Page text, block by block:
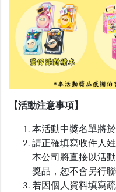
【活動注意事項】
本活動中獎名單將於
請正確填寫收件人
本公司將直接以活
獎品，恕不會另行聯
若因個人資料填寫